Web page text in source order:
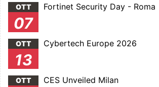
OTT
07
Fortinet Security Day - Roma
OTT
13
Cybertech Europe 2026
OTT CES Unveiled Milan